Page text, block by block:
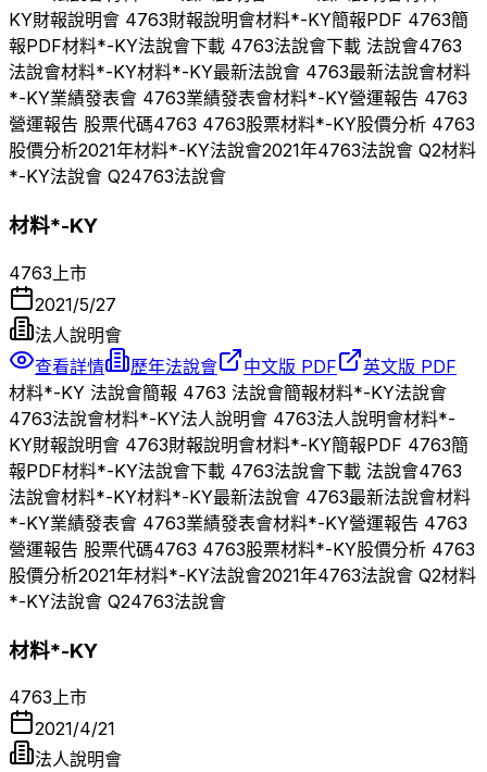
KY財報說明會 4763財報說明會材料*-KY簡報PDF 4763簡
報PDF材料*-KY法說會下載 4763法說會下載 法說會4763
法說會材料*-KY材料*-KY最新法說會 4763最新法說會材料
*-KY業績發表會 4763業績發表會材料*-KY營運報告 4763
營運報告 股票代碼4763 4763股票材料*-KY股價分析 4763
股價分析2021年材料*-KY法說會2021年4763法說會 Q2材料
*-KY法說會 Q24763法說會
材料*-KY
4763 上市
2021/5/27
法人說明會
查看詳情
歷年法說會 中文版 PDF
英文版 PDF
材料*-KY 法說會簡報 4763 法說會簡報材料*-KY法說會
4763法說會材料*-KY法人說明會 4763法人說明會材料*-
KY財報說明會 4763財報說明會材料*-KY簡報PDF 4763簡
報PDF材料*-KY法說會下載 4763法說會下載 法說會4763
法說會材料*-KY材料*-KY最新法說會 4763最新法說會材料
*-KY業績發表會 4763業績發表會材料*-KY營運報告 4763
營運報告 股票代碼4763 4763股票材料*-KY股價分析 4763
股價分析2021年材料*-KY法說會2021年4763法說會 Q2材料
*-KY法說會 Q24763法說會
材料*-KY
4763上市
2021/4/21
法人說明會